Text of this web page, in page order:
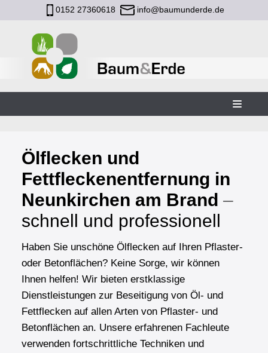
0152 27360618 info@baumunderde.de
Ölflecken und
Fettfleckenentfernung in
Neunkirchen am Brand –
schnell und professionell
Haben Sie unschöne Ölflecken auf Ihren Pflaster-
oder Betonflächen? Keine Sorge, wir können
Ihnen helfen! Wir bieten erstklassige
Dienstleistungen zur Beseitigung von Öl- und
Fettflecken auf allen Arten von Pflaster- und
Betonflächen an. Unsere erfahrenen Fachleute
verwenden fortschrittliche Techniken und